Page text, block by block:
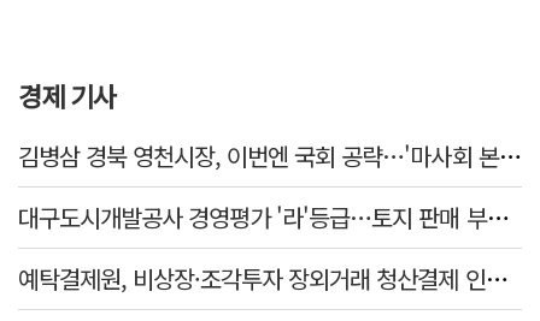
경제 기사
김병삼 경북 영천시장, 이번엔 국회 공략…'마사회 본사 이전·광역교통망 확충' 요청
대구도시개발공사 경영평가 '라'등급…토지 판매 부진에 1년 만에 두 단계 '뚝'
예탁결제원, 비상장·조각투자 장외거래 청산결제 인프라 구축 착수…연내 가동